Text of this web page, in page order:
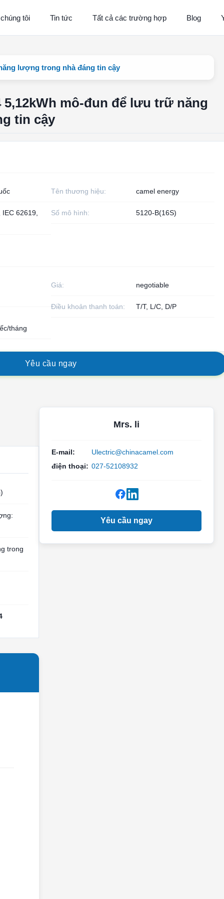
tôi Tin tức Tất cả các trường hợp Blog
lượng trong nhà đáng tin cậy
5,12kWh mô-đun để lưu trữ năng
tin cậy
Tên thương hiệu: camel energy
IEC 62619,
Số mô hình: 5120-B(16S)
Giá: negotiable
Điều khoản thanh toán: T/T, L/C, D/P
tháng
Yêu cầu ngay
trong
Mrs. li
E-mail:
Ulectric@chinacamel.com
điện thoại: 027-52108932
Yêu cầu ngay